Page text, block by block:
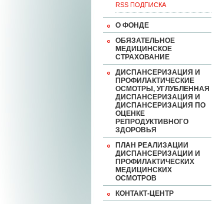
RSS ПОДПИСКА
О ФОНДЕ
ОБЯЗАТЕЛЬНОЕ
МЕДИЦИНСКОЕ
СТРАХОВАНИЕ
ДИСПАНСЕРИЗАЦИЯ И
ПРОФИЛАКТИЧЕСКИЕ
ОСМОТРЫ, УГЛУБЛЕННАЯ
ДИСПАНСЕРИЗАЦИЯ И
ДИСПАНСЕРИЗАЦИЯ ПО
ОЦЕНКЕ
РЕПРОДУКТИВНОГО
ЗДОРОВЬЯ
ПЛАН РЕАЛИЗАЦИИ
ДИСПАНСЕРИЗАЦИИ И
ПРОФИЛАКТИЧЕСКИХ
МЕДИЦИНСКИХ
ОСМОТРОВ
КОНТАКТ-ЦЕНТР